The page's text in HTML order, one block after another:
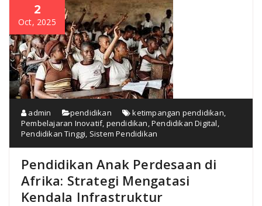
2
Oct, 2025
admin pendidikan ketimpangan pendidikan
Pembelajaran Inovatif, pendidikan ,Pendidikan Digital
Pendidikan Tinggi Sistem Pendidikan
Pendidikan Anak Perdesaan di
Afrika: Strategi Mengatasi
Kendala Infrastruktur